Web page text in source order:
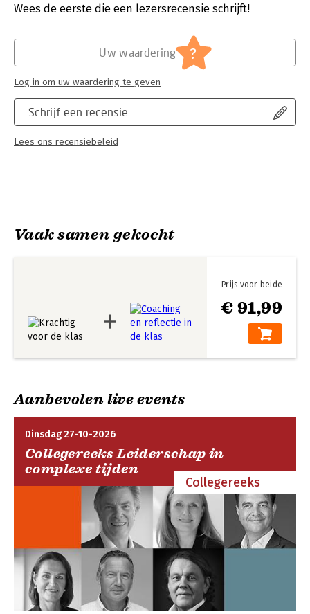
Via een combinatie van praktijkverhalen en theorie nodigt dit
en te evolueren als leerkracht en als schoolteam. Dit boek
helpt student-leraren om hun eigen, krachtige weg te banen in
een complex onderwijslandschap, rekening houdend met de
unieke context van elke individuele leerling, klas en school.
Verschijningsdatum:
9-10-2023
Wees de eerste die een lezersrecensie schrijft!
Schrijf een recensie
Lees ons recensiebeleid
Uw waardering ?
Log in om uw waardering te geven
Vaak samen gekocht
€ 91,99
Prijs voor beide
Aanbevolen live events
Dinsdag 27-10-2026
Collegereeks Leiderschap in
complexe tijden
Collegereeks